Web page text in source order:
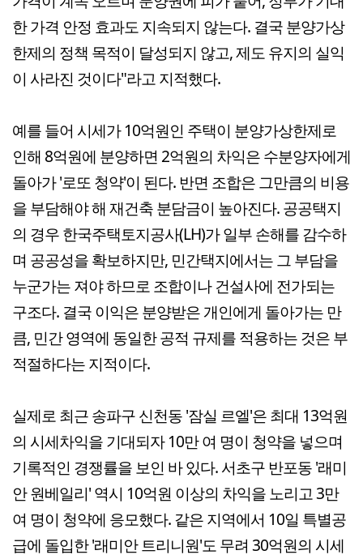
한 가격 안정 효과도 지속되지 않는다. 결국 분양가상
한제의 정책 목적이 달성되지 않고, 제도 유지의 실익
이 사라진 것이다"라고 지적했다.
예를 들어 시세가 10억원인 주택이 분양가상한제로
인해 8억원에 분양하면 2억원의 차익은 수분양자에게
돌아가 '로또 청약'이 된다. 반면 조합은 그만큼의 비용
을 부담해야 해 재건축 분담금이 높아진다. 공공택지
의 경우 한국주택토지공사(LH)가 일부 손해를 감수하
며 공공성을 확보하지만, 민간택지에서는 그 부담을
누군가는 져야 하므로 조합이나 건설사에 전가되는
구조다. 결국 이익은 분양받은 개인에게 돌아가는 만
큼, 민간 영역에 동일한 공적 규제를 적용하는 것은 부
적절하다는 지적이다.
실제로 최근 송파구 신천동 '잠실 르엘'은 최대 13억원
의 시세차익을 기대되자 10만 여 명이 청약을 넣으며
기록적인 경쟁률을 보인 바 있다. 서초구 반포동 '래미
안 원베일리' 역시 10억원 이상의 차익을 노리고 3만
여 명이 청약에 응모했다. 같은 지역에서 10일 특별공
급에 돌입한 '래미안 트리니원'도 무려 30억원의 시세